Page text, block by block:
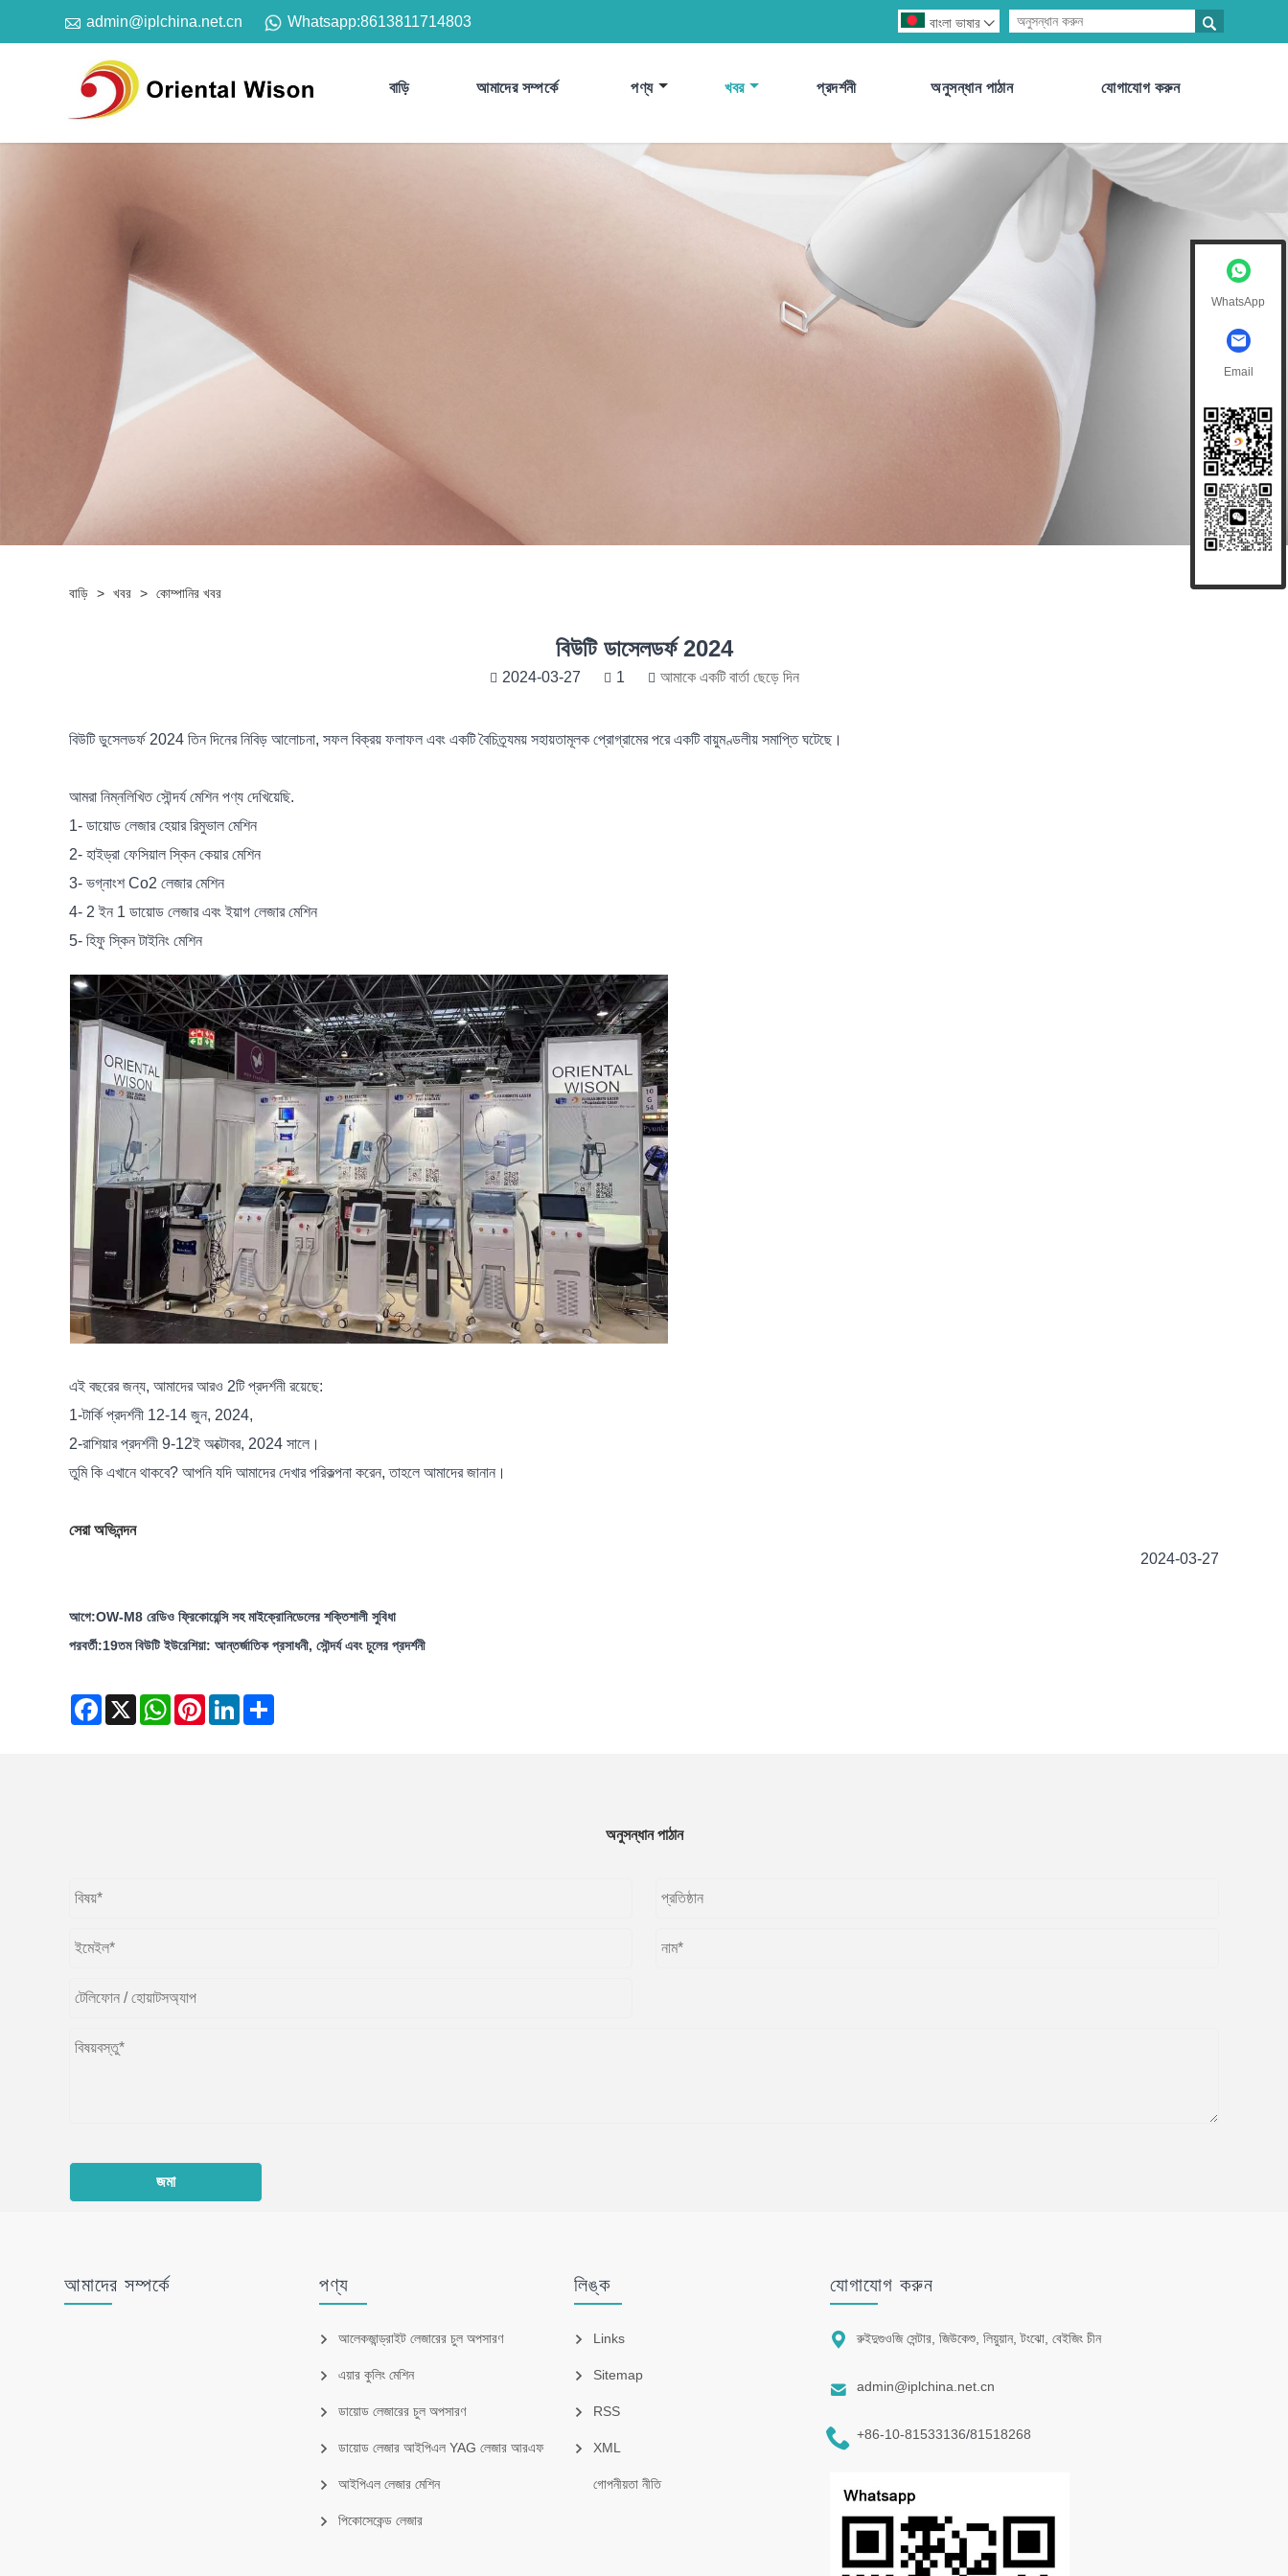
 admin@iplchina.net.cn Whatsapp:8613811714803 
বাংলা ভাষার 
বাড়ি আমাদের সম্পর্কে পণ্য খবর প্রদর্শনী অনুসন্ধান পাঠান যোগাযোগ করুন
বাড়ি > খবর > কোম্পানির খবর
বিউটি ডাসেলডর্ফ 2024
2024-03-27 1 আমাকে একটি বার্তা ছেড়ে দিন
বিউটি ডুসেলডর্ফ 2024 তিন দিনের নিবিড় আলোচনা, সফল বিক্রয় ফলাফল এবং একটি বৈচিত্র্যময় সহায়তামূলক প্রোগ্রামের পরে একটি বায়ুমণ্ডলীয় সমাপ্তি ঘটেছে।
আমরা নিম্নলিখিত সৌন্দর্য মেশিন পণ্য দেখিয়েছি.
1- ডায়োড লেজার হেয়ার রিমুভাল মেশিন
2- হাইড্রা ফেসিয়াল স্কিন কেয়ার মেশিন
3- ভগ্নাংশ Co2 লেজার মেশিন
4- 2 ইন 1 ডায়োড লেজার এবং ইয়াগ লেজার মেশিন
5- হিফু স্কিন টাইনিং মেশিন
এই বছরের জন্য, আমাদের আরও 2টি প্রদর্শনী রয়েছে:
1-টার্কি প্রদর্শনী 12-14 জুন, 2024,
2-রাশিয়ার প্রদর্শনী 9-12ই অক্টোবর, 2024 সালে।
তুমি কি এখানে থাকবে? আপনি যদি আমাদের দেখার পরিকল্পনা করেন, তাহলে আমাদের জানান।
সেরা অভিনন্দন
2024-03-27
আগে:OW-M8 রেডিও ফ্রিকোয়েন্সি সহ মাইক্রোনিডেলের শক্তিশালী সুবিধা
পরবর্তী:19তম বিউটি ইউরেশিয়া: আন্তর্জাতিক প্রসাধনী, সৌন্দর্য এবং চুলের প্রদর্শনী
Facebook
X WhatsAppPinterestLinkedIn
অনুসন্ধান পাঠান
জমা
WhatsApp
Email
আমাদের সম্পর্কে পণ্য
আলেকজান্ড্রাইট লেজারের চুল অপসারণ
এয়ার কুলিং মেশিন
ডায়োড লেজারের চুল অপসারণ
ডায়োড লেজার আইপিএল YAG লেজার আরএফ
আইপিএল লেজার মেশিন
পিকোসেকেন্ড লেজার
লিঙ্ক
Links
Sitemap
RSS
XML
গোপনীয়তা নীতি
যোগাযোগ করুন
 রুইদুগুওজি সেন্টার, জিউকেশু, লিয়ুয়ান, টংঝো, বেইজিং চীন
 admin@iplchina.net.cn
 +86-10-81533136/81518268